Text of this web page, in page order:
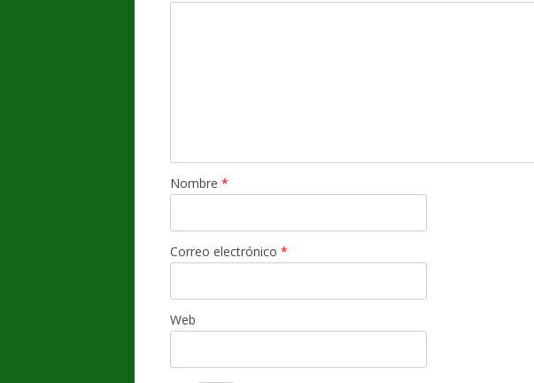
Nombre *
Correo electrónico *
Web